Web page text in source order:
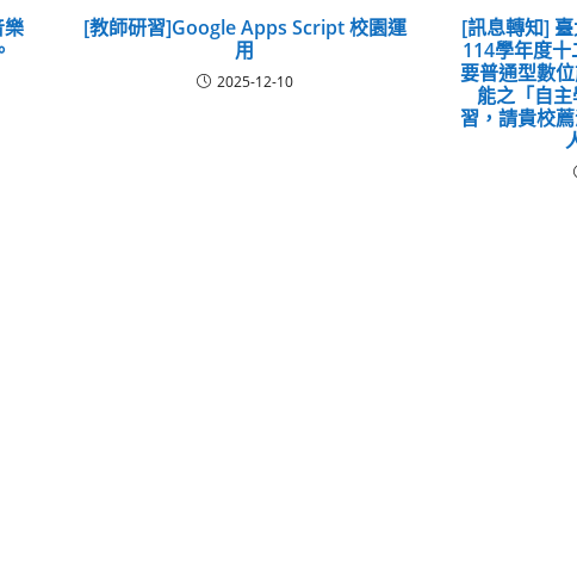
[教師研習]Google Apps Script 校園運
用
2025-12-10
[訊息轉知]
114學年度
要普通型數
能之「自
習，請貴校